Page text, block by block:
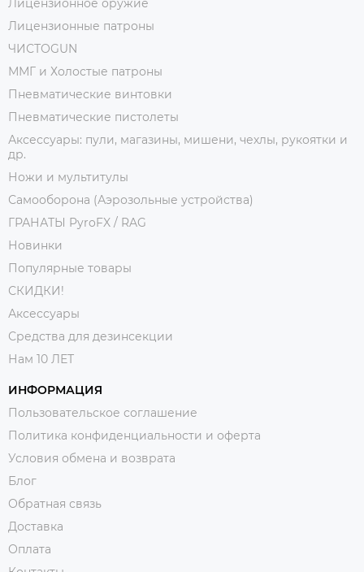
Лицензионное оружие
Лицензионные патроны
ЧИСТОGUN
ММГ и Холостые патроны
Пневматические винтовки
Пневматические пистолеты
Аксессуары: пули, магазины, мишени, чехлы, рукоятки и
др.
Ножи и мультитулы
Самооборона (Аэрозольные устройства)
ГРАНАТЫ PyroFX / RAG
Новинки
Популярные товары
СКИДКИ!
Аксессуары
Средства для дезинсекции
Нам 10 ЛЕТ
ИНФОРМАЦИЯ
Пользовательское соглашение
Политика конфиденциальности и оферта
Условия обмена и возврата
Блог
Обратная связь
Доставка
Оплата